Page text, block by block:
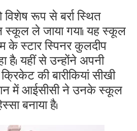
रूप से बर्रा स्थित
ले जाया गया। यह स्कूल
के स्टार स्पिनर कुलदीप
है। यहीं से उन्होंने अपनी
की बारीकियां सीखी
में आईसीसी ने उनके स्कूल
बनाया है।